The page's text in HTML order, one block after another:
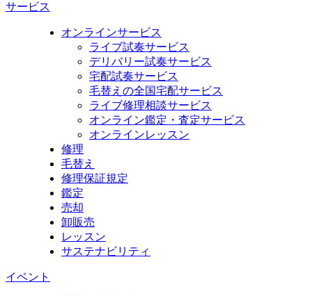
サービス
オンラインサービス
ライブ試奏サービス
デリバリー試奏サービス
宅配試奏サービス
毛替えの全国宅配サービス
ライブ修理相談サービス
オンライン鑑定・査定サービス
オンラインレッスン
修理
毛替え
修理保証規定
鑑定
売却
卸販売
レッスン
サステナビリティ
イベント